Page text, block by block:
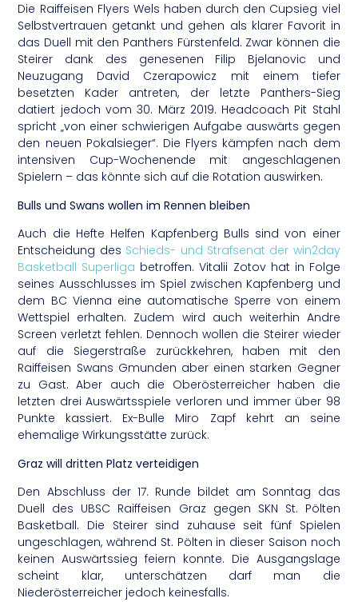
Die Raiffeisen Flyers Wels haben durch den Cupsieg viel
Selbstvertrauen getankt und gehen als klarer Favorit in
das Duell mit den Panthers Fürstenfeld. Zwar können die
Steirer dank des genesenen Filip Bjelanovic und
Neuzugang David Czerapowicz mit einem tiefer
besetzten Kader antreten, der letzte Panthers-Sieg
datiert jedoch vom 30. März 2019. Headcoach Pit Stahl
spricht „von einer schwierigen Aufgabe auswärts gegen
den neuen Pokalsieger“. Die Flyers kämpfen nach dem
intensiven Cup-Wochenende mit angeschlagenen
Spielern – das könnte sich auf die Rotation auswirken.
Bulls und Swans wollen im Rennen bleiben
Auch die Hefte Helfen Kapfenberg Bulls sind von einer
Entscheidung des Schieds- und Strafsenat der win2day
Basketball Superliga betroffen. Vitalii Zotov hat in Folge
seines Ausschlusses im Spiel zwischen Kapfenberg und
dem BC Vienna eine automatische Sperre von einem
Wettspiel erhalten. Zudem wird auch weiterhin Andre
Screen verletzt fehlen. Dennoch wollen die Steirer wieder
auf die Siegerstraße zurückkehren, haben mit den
Raiffeisen Swans Gmunden aber einen starken Gegner
zu Gast. Aber auch die Oberösterreicher haben die
letzten drei Auswärtsspiele verloren und immer über 98
Punkte kassiert. Ex-Bulle Miro Zapf kehrt an seine
ehemalige Wirkungsstätte zurück.
Graz will dritten Platz verteidigen
Den Abschluss der 17. Runde bildet am Sonntag das
Duell des UBSC Raiffeisen Graz gegen SKN St. Pölten
Basketball. Die Steirer sind zuhause seit fünf Spielen
ungeschlagen, während St. Pölten in dieser Saison noch
keinen Auswärtssieg feiern konnte. Die Ausgangslage
scheint klar, unterschätzen darf man die
Niederösterreicher jedoch keinesfalls.